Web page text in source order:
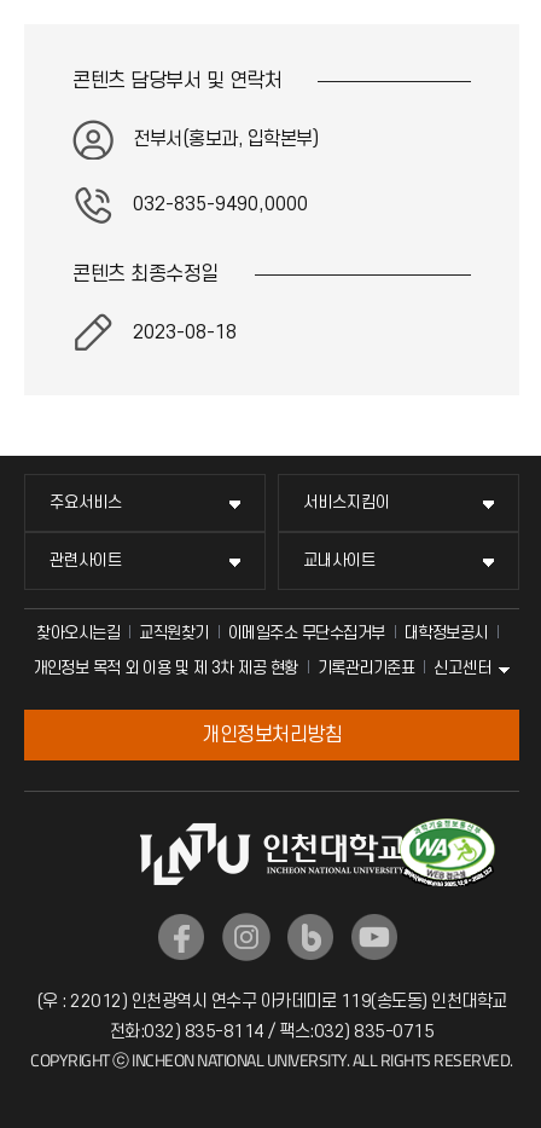
콘텐츠 담당부서 및 연락처
전부서(홍보과, 입학본부)
032-835-9490,0000
콘텐츠 최종수정일
2023-08-18
주요서비스 서비스지킴이
관련사이트 교내사이트
찾아오시는길 교직원찾기 이메일주소 무단수집거부
대학정보공시
개인정보 목적 외 이용 및 제 3차 제공 현황
기록관리기준표 신고센터
개인정보처리방침
(우 : 22012) 인천광역시 연수구 아카데미로 119(송도동) 인천대학교
전화:032) 835-8114 / 팩스:032) 835-0715
COPYRIGHT ⓒ INCHEON NATIONAL UNIVERSITY. ALL RIGHTS RESERVED.